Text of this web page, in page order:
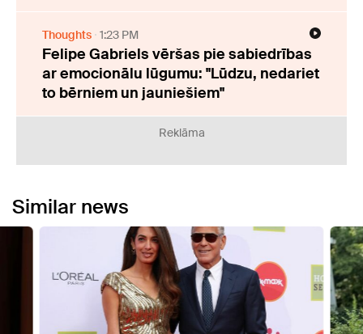
Thoughts 1:23 PM
Felipe Gabriels vēršas pie sabiedrības
ar emocionālu lūgumu: "Lūdzu, nedariet
to bērniem un jauniešiem"
Reklāma
Similar news